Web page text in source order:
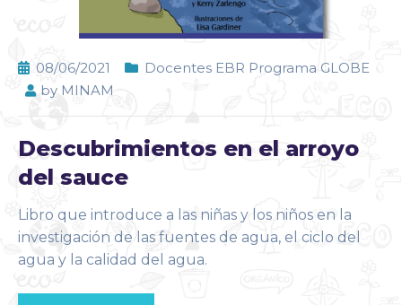
08/06/2021
Docentes EBR Programa GLOBE
by MINAM
Descubrimientos en el arroyo
del sauce
Libro que introduce a las niñas y los niños en la
investigación de las fuentes de agua, el ciclo del
agua y la calidad del agua.